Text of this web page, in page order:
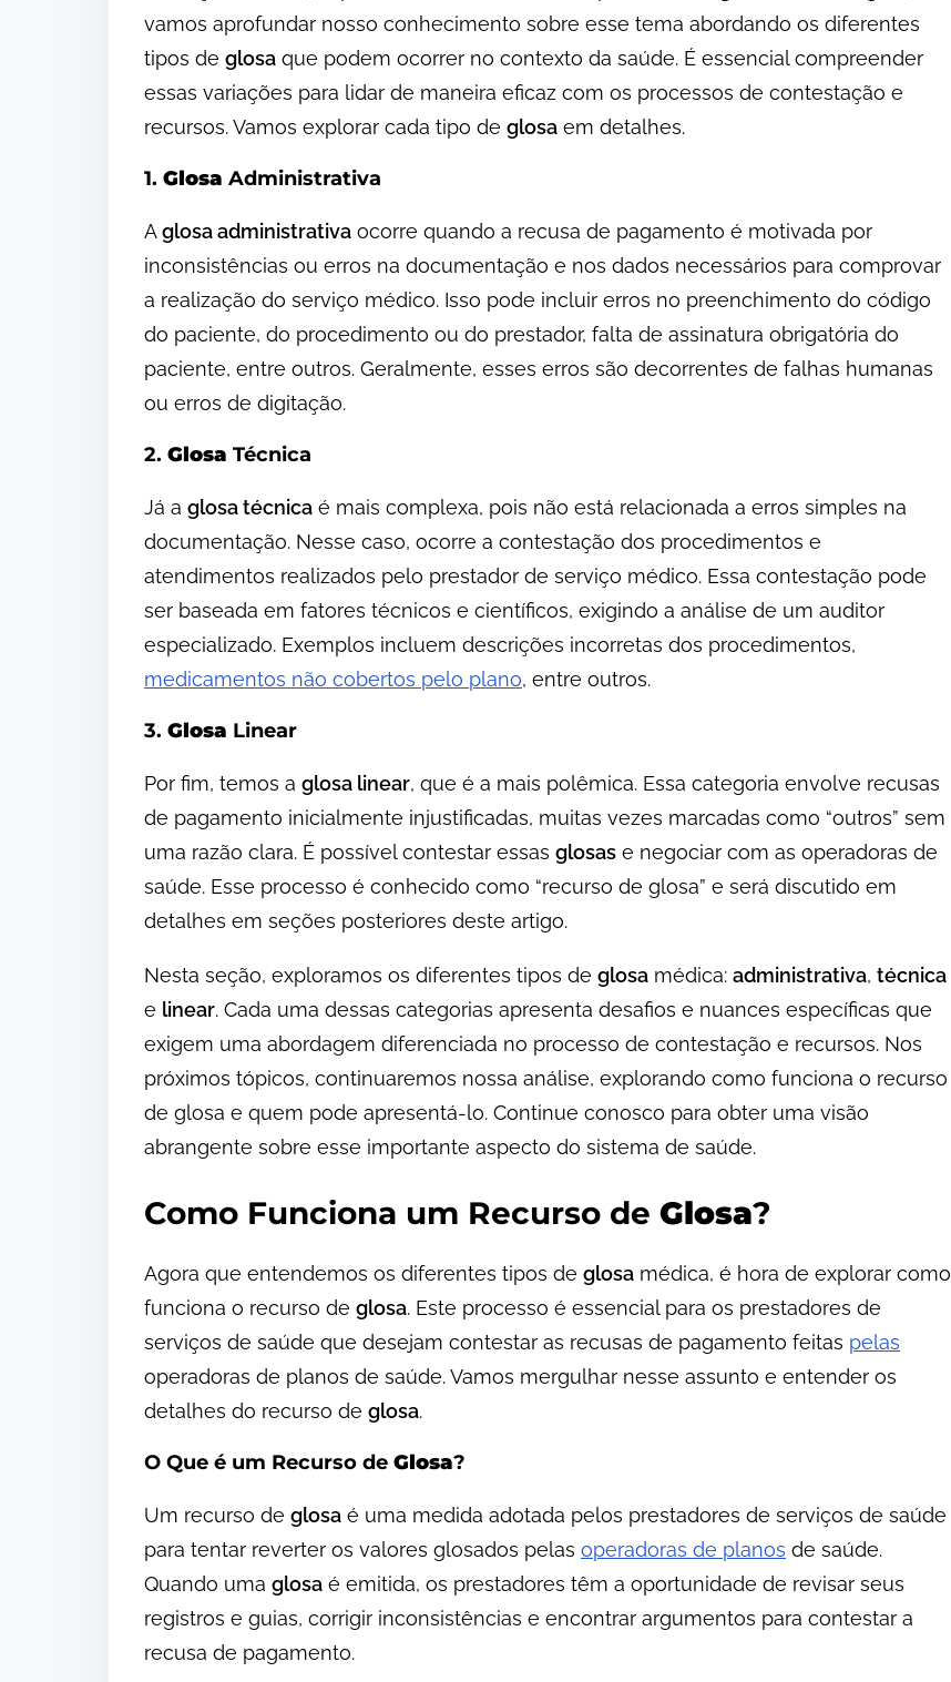
vamos aprofundar nosso conhecimento sobre esse tema abordando os diferentes
tipos de glosa que podem ocorrer no contexto da saúde. É essencial compreender
essas variações para lidar de maneira eficaz com os processos de contestação e
recursos. Vamos explorar cada tipo de glosa em detalhes.
1. Glosa Administrativa
Aglosa administrativa ocorre quando a recusa de pagamento é motivada por
inconsistências ou erros na documentação e nos dados necessários para comprovar
a realização do serviço médico. Isso pode incluir erros no preenchimento do código
do paciente, do procedimento ou do prestador, falta de assinatura obrigatória do
paciente, entre outros. Geralmente, esses erros são decorrentes de falhas humanas
ou erros de digitação.
2. Glosa Técnica
Já a glosa técnica é mais complexa, pois não está relacionada a erros simples na
documentação. Nesse caso, ocorre a contestação dos procedimentos e
atendimentos realizados pelo prestador de serviço médico. Essa contestação pode
ser baseada em fatores técnicos e científicos, exigindo a análise de um auditor
especializado. Exemplos incluem descrições incorretas dos procedimentos,
medicamentos não cobertos pelo plano, entre outros.
3. Glosa Linear
Por fim, temos a glosa linear, que é a mais polêmica. Essa categoria envolve recusas
de pagamento inicialmente injustificadas, muitas vezes marcadas como “outros” sem
uma razão clara. É possível contestar essas glosas e negociar com as operadoras de
saúde. Esse processo é conhecido como “recurso de glosa” e será discutido em
detalhes em seções posteriores deste artigo.
Nesta seção, exploramos os diferentes tipos de glosa médica: administrativa, técnica
e linear. Cada uma dessas categorias apresenta desafios e nuances específicas que
exigem uma abordagem diferenciada no processo de contestação e recursos. Nos
próximos tópicos, continuaremos nossa análise, explorando como funciona o recurso
de glosa e quem pode apresentá-lo. Continue conosco para obter uma visão
abrangente sobre esse importante aspecto do sistema de saúde.
Como Funciona um Recurso de Glosa?
Agora que entendemos os diferentes tipos de glosa médica, é hora de explorar como
funciona o recurso de glosa. Este processo é essencial para os prestadores de
serviços de saúde que desejam contestar as recusas de pagamento feitas pelas
operadoras de planos de saúde. Vamos mergulhar nesse assunto e entender os
detalhes do recurso de glosa.
O Que é um Recurso de Glosa?
Um recurso de glosa é uma medida adotada pelos prestadores de serviços de saúde
para tentar reverter os valores glosados pelas operadoras de planos de saúde.
Quando uma glosa é emitida, os prestadores têm a oportunidade de revisar seus
registros e guias, corrigir inconsistências e encontrar argumentos para contestar a
recusa de pagamento.